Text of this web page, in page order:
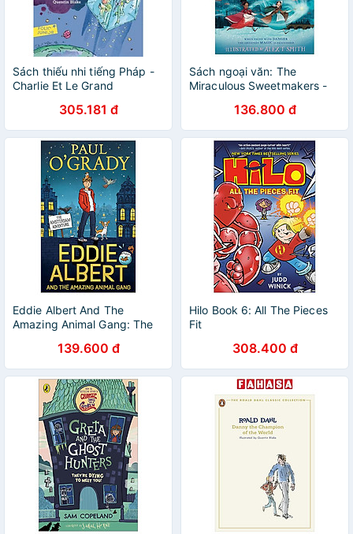
Sách thiếu nhi tiếng Pháp -
Charlie Et Le Grand
305.181 đ
Sách ngoại văn: The
Miraculous Sweetmakers -
136.800 đ
Eddie Albert And The
Amazing Animal Gang: The
139.600 đ
Hilo Book 6: All The Pieces
Fit
308.400 đ